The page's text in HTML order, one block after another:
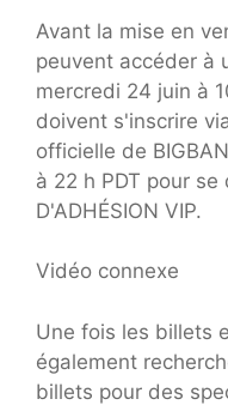
Avant la mise en
peuvent accéder à
mercredi 24 juin à
doivent s'inscrire
officielle de
à 22 h PDT pour se
D'ADHÉSION VIP.
Vidéo connexe
Une fois les billets
également
billets pour des